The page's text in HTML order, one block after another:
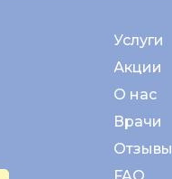
Услуги
Акции
Врачи
О нас
Отзывы